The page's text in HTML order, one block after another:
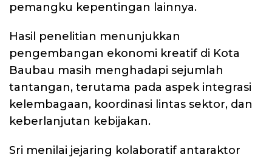
pemangku kepentingan lainnya.
Hasil penelitian menunjukkan
pengembangan ekonomi kreatif di Kota
Baubau masih menghadapi sejumlah
tantangan, terutama pada aspek integrasi
kelembagaan, koordinasi lintas sektor, dan
keberlanjutan kebijakan.
Sri menilai jejaring kolaboratif antaraktor